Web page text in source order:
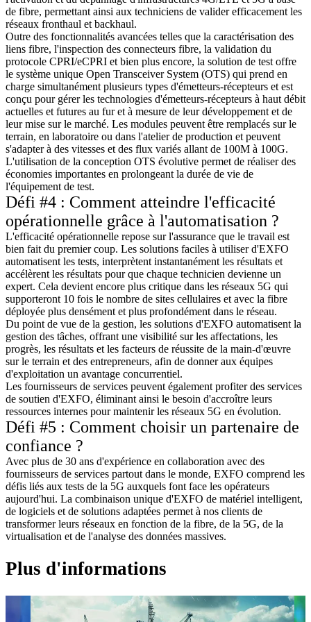
de fibre, permettant ainsi aux techniciens de valider efficacement les
réseaux fronthaul et backhaul.
Outre des fonctionnalités avancées telles que la caractérisation des
liens fibre, l'inspection des connecteurs fibre, la validation du
protocole CPRI/eCPRI et bien plus encore, la solution de test offre
le système unique Open Transceiver System (OTS) qui prend en
charge simultanément plusieurs types d'émetteurs-récepteurs et est
conçu pour gérer les technologies d'émetteurs-récepteurs à haut débit
actuelles et futures au fur et à mesure de leur développement et de
leur mise sur le marché. Les modules peuvent être remplacés sur le
terrain, en laboratoire ou dans l'atelier de production et peuvent
s'adapter à des vitesses et des flux variés allant de 100M à 100G.
L'utilisation de la conception OTS évolutive permet de réaliser des
économies importantes en prolongeant la durée de vie de
l'équipement de test.
Défi #4 : Comment atteindre l'efficacité
opérationnelle grâce à l'automatisation ?
L'efficacité opérationnelle repose sur l'assurance que le travail est
bien fait du premier coup. Les solutions faciles à utiliser d'EXFO
automatisent les tests, interprètent instantanément les résultats et
accélèrent les résultats pour que chaque technicien devienne un
expert. Cela devient encore plus critique dans les réseaux 5G qui
supporteront 10 fois le nombre de sites cellulaires et avec la fibre
déployée plus densément et plus profondément dans le réseau.
Du point de vue de la gestion, les solutions d'EXFO automatisent la
gestion des tâches, offrant une visibilité sur les affectations, les
progrès, les résultats et les facteurs de réussite de la main-d'œuvre
sur le terrain et des entrepreneurs, afin de donner aux équipes
d'exploitation un avantage concurrentiel.
Les fournisseurs de services peuvent également profiter des services
de soutien d'EXFO, éliminant ainsi le besoin d'accroître leurs
ressources internes pour maintenir les réseaux 5G en évolution.
Défi #5 : Comment choisir un partenaire de
confiance ?
Avec plus de 30 ans d'expérience en collaboration avec des
fournisseurs de services partout dans le monde, EXFO comprend les
défis liés aux tests de la 5G auxquels font face les opérateurs
aujourd'hui. La combinaison unique d'EXFO de matériel intelligent,
de logiciels et de solutions adaptées permet à nos clients de
transformer leurs réseaux en fonction de la fibre, de la 5G, de la
virtualisation et de l'analyse des données massives.
Plus d'informations